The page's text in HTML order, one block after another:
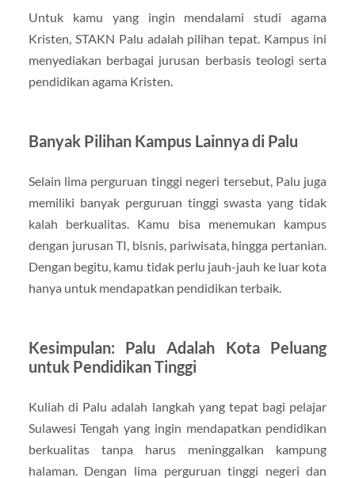
Untuk kamu yang ingin mendalami studi agama
Kristen, STAKN Palu adalah pilihan tepat. Kampus ini
menyediakan berbagai jurusan berbasis teologi serta
pendidikan agama Kristen.
Banyak Pilihan Kampus Lainnya di Palu
Selain lima perguruan tinggi negeri tersebut, Palu juga
memiliki banyak perguruan tinggi swasta yang tidak
kalah berkualitas. Kamu bisa menemukan kampus
dengan jurusan TI, bisnis, pariwisata, hingga pertanian.
Dengan begitu, kamu tidak perlu jauh-jauh ke luar kota
hanya untuk mendapatkan pendidikan terbaik.
Kesimpulan: Palu Adalah Kota Peluang
untuk Pendidikan Tinggi
Kuliah di Palu adalah langkah yang tepat bagi pelajar
Sulawesi Tengah yang ingin mendapatkan pendidikan
berkualitas tanpa harus meninggalkan kampung
halaman. Dengan lima perguruan tinggi negeri dan